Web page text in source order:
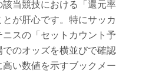
当競技における「還元率
が肝心です。特にサッカ
スの「セットカウント予
のオッズを横並びで確認
い数値を示すブックメー